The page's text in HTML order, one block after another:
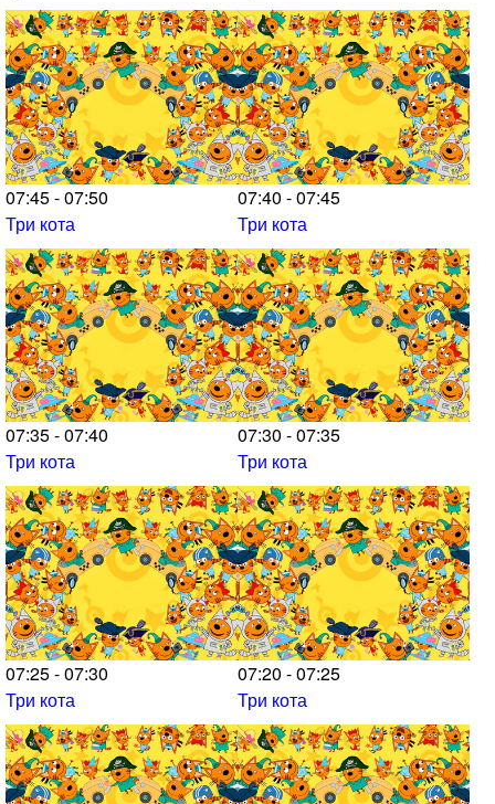
07:45 - 07:50
Три кота
07:40 - 07:45
Три кота
07:35 - 07:40
Три кота
07:30 - 07:35
Три кота
07:25 - 07:30
Три кота
07:20 - 07:25
Три кота